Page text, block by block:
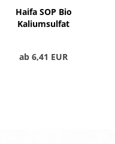
Haifa SOP Bio
Kaliumsulfat
ab 6,41 EUR